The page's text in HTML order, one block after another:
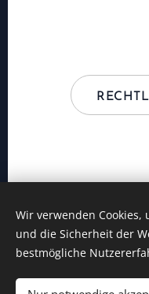
Preisliste
Wir verwenden
und die Sicherheit der
bestmögliche